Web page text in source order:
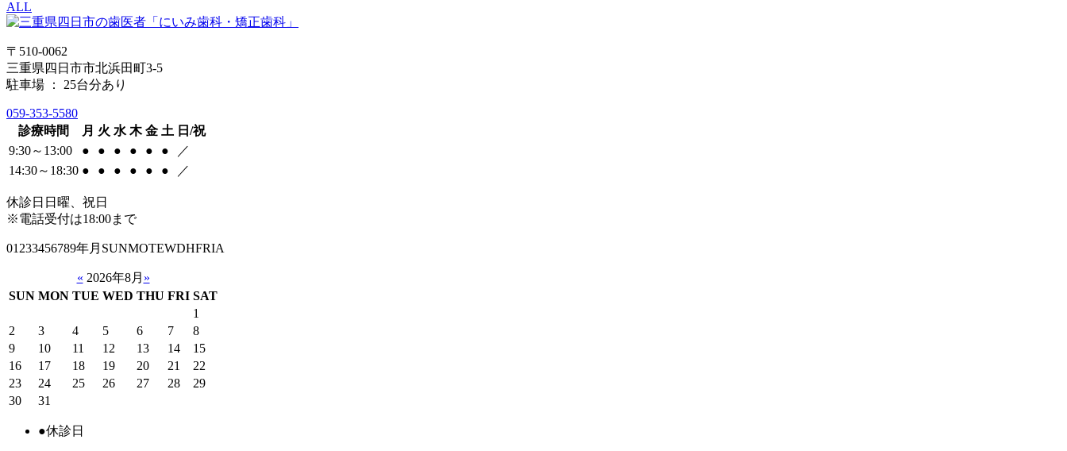
ALL
〒510-0062
三重県四日市市北浜田町3-5
駐車場 ： 25台分あり
059-353-5580
診療時間
月 火 水 木 金 土 日/祝
9:30～13:00
● ● ● ● ● ●
／
14:30～18:30 ● ● ● ● ● ● ／
休診日 日曜、祝日
※電話受付は18:00まで
01233456789年月SUNMOTEWDHFRIA
« 2026年8月 »
SUN MON TUE WED THU FRI SAT
1
2
3 4 5 6 7
8
9
10 11 12 13 14
15
16
17 18 19 20 21
22
23
24 25 26 27 28
29
30
31
●休診日